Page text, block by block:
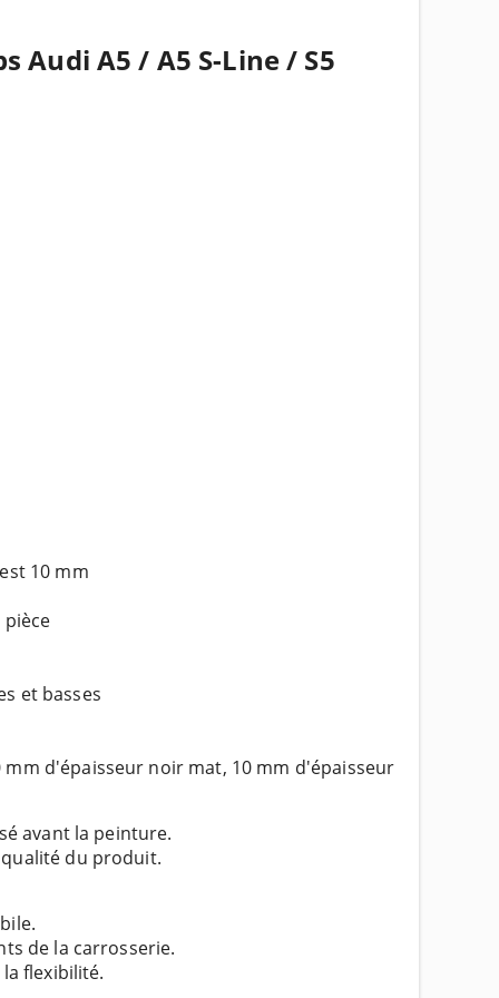
Audi A5 / A5 S-Line / S5
10 mm
et basses
d'épaisseur noir mat, 10 mm d'épaisseur
avant la peinture.
du produit.
de la carrosserie.
flexibilité.